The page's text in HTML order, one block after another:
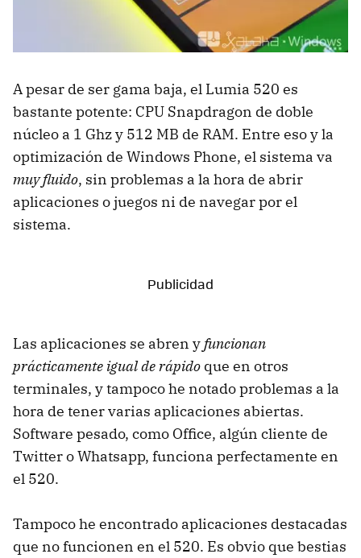
A pesar de ser gama baja, el Lumia 520 es
bastante potente: CPU Snapdragon de doble
núcleo a 1 Ghz y 512 MB de RAM. Entre eso y la
optimización de Windows Phone, el sistema va
muy fluido, sin problemas a la hora de abrir
aplicaciones o juegos ni de navegar por el
sistema.
Las aplicaciones se abren yfuncionan
prácticamente igual de rápido que en otros
terminales, y tampoco he notado problemas a la
hora de tener varias aplicaciones abiertas.
Software pesado, como Office, algún cliente de
Twitter o Whatsapp, funciona perfectamente en
el 520.
Tampoco he encontrado aplicaciones destacadas
que no funcionen en el 520. Es obvio que bestias